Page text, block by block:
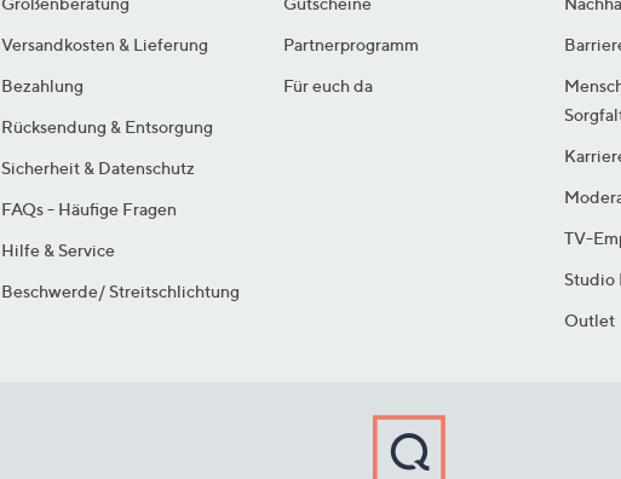
Versandkosten & Lieferung
Bezahlung
Rücksendung & Entsorgung
Sicherheit & Datenschutz
FAQs - Häufige Fragen
Hilfe & Service
Beschwerde/ Streitschlichtung
Partnerprogramm
Für euch da
TV-
Studio
Outlet